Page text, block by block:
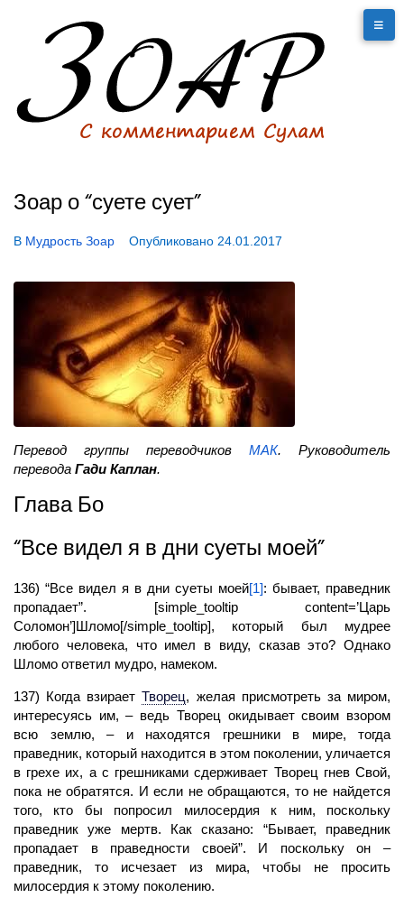
Зоар о “суете сует”
В Мудрость Зоар Опубликовано 24.01.2017
Перевод группы переводчиков МАК. Руководитель
перевода Гади Каплан.
Глава Бо
“Все видел я в дни суеты моей”
136) “Все видел я в дни суеты моей[1]: бывает, праведник
пропадает”. [simple_tooltip content=’Царь
Соломон’]Шломо[/simple_tooltip], который был мудрее
любого человека, что имел в виду, сказав это? Однако
Шломо ответил мудро, намеком.
137) Когда взирает Творец, желая присмотреть за миром,
интересуясь им, – ведь Творец окидывает своим взором
всю землю, – и находятся грешники в мире, тогда
праведник, который находится в этом поколении, уличается
в грехе их, а с грешниками сдерживает Творец гнев Свой,
пока не обратятся. И если не обращаются, то не найдется
того, кто бы попросил милосердия к ним, поскольку
праведник уже мертв. Как сказано: “Бывает, праведник
пропадает в праведности своей”. И поскольку он –
праведник, то исчезает из мира, чтобы не просить
милосердия к этому поколению.